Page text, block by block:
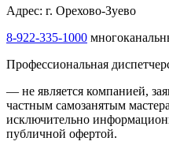
Адрес: г. Орехово-Зуево
8-922-335-1000
Профессиональная
— не является компанией,
частным самозанятым
исключительно
публичной офертой.